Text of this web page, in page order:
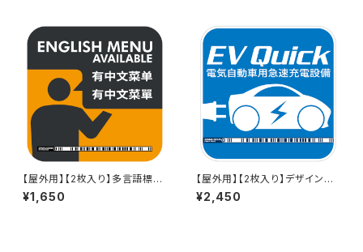
【屋外用】【2枚入り】多言語標識
「外国語メニューあります(グレ
ー)」- 150x150mm/3言語/新J
¥1,650
【屋外用】【2枚入り】デザイン標
識「EV QUICK（反射）」- 150x1
50mm/英語＋日本語/スマホ連
¥2,450